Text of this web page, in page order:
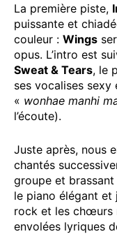
La première piste,
puissante et
couleur : Wings
opus. L’intro est
Sweat & Tears, le
ses vocalises
« wonhae manhi
l’écoute).
Juste après, nous
chantés
groupe et
le piano élégant et
rock et les chœurs
envolées lyriques